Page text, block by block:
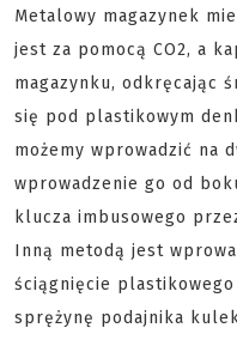
Metalowy magazynek
jest za pomocą CO2, a
magazynku, odkręcając
się pod plastikowym
możemy wprowadzić na
wprowadzenie go od
klucza imbusowego
Inną metodą jest
ściągnięcie
sprężynę podajnika